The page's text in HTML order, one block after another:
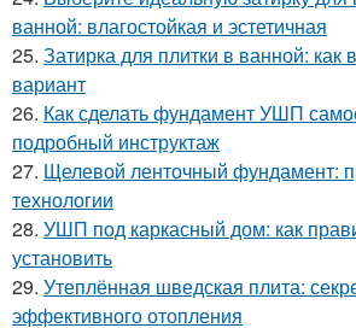
ванной: влагостойкая и эстетичная
25. Затирка для плитки в ванной: как
вариант
26. Как сделать фундамент УШП
подробный инструктаж
27. Щелевой ленточный фундамент:
технологии
28. УШП под каркасный дом: как
установить
29. Утеплённая шведская плита:
эффективного отопления